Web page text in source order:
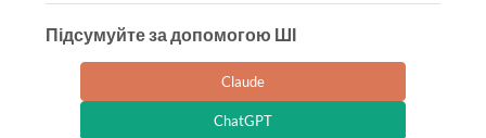
Підсумуйте за допомогою ШІ
Claude
ChatGPT